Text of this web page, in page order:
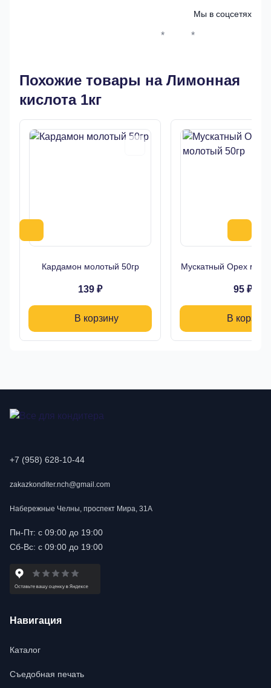
Мы в соцсетях
* *
Похожие товары на Лимонная
кислота 1кг
Кардамон молотый 50гр
139 ₽
В корзину
Мускатный Орех
95 ₽
В корзину
+7 (958) 628-10-44
zakazkonditer.nch@gmail.com
Набережные Челны, проспект Мира, 31А
Пн-Пт: с 09:00 до 19:00
Сб-Вс: с 09:00 до 19:00
Навигация
Каталог
Съедобная печать